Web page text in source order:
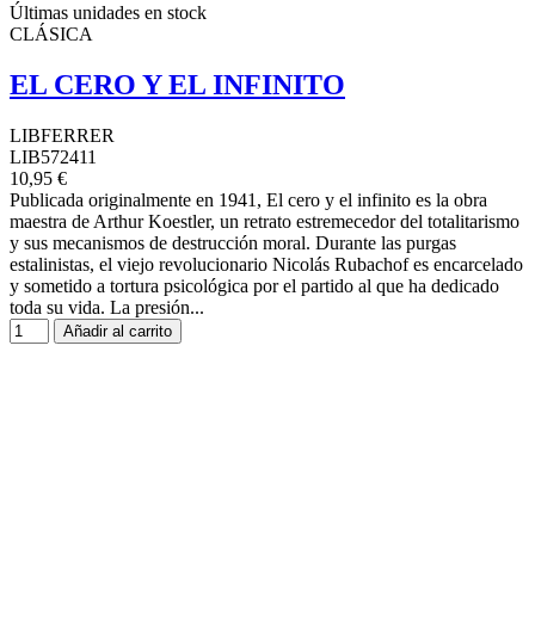
Últimas unidades en stock
CLÁSICA
EL CERO Y EL INFINITO
LIBFERRER
LIB572411
10,95 €
Publicada originalmente en 1941, El cero y el infinito es la obra
maestra de Arthur Koestler, un retrato estremecedor del totalitarismo
y sus mecanismos de destrucción moral. Durante las purgas
estalinistas, el viejo revolucionario Nicolás Rubachof es encarcelado
y sometido a tortura psicológica por el partido al que ha dedicado
toda su vida. La presión...
Añadir al carrito